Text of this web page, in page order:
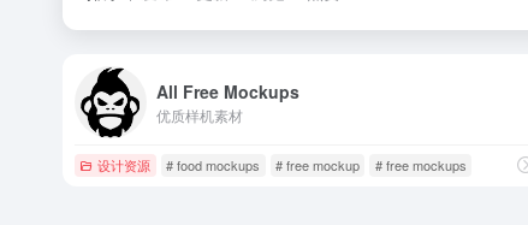
All Free Mockups
优质样机素材
设计资源 # food mockups # free mockup # free mockups